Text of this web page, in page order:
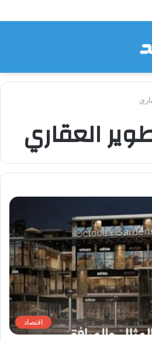
قيمة مضافة تعزز نجاح المشروعات
العقاري
اقتصاد